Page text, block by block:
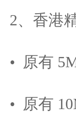
2、香港
• 原有
• 原有